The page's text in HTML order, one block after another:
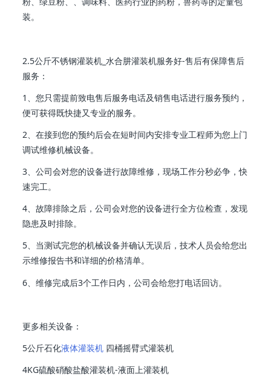
装。
2.5公斤不锈钢灌装机_水合肼灌装机服务好-售后有保障售后
服务：
1、您只需提前致电售后服务电话及销售电话进行服务预约，
便可获得既快捷又专业的服务。
2、在接到您的预约后会在短时间内安排专业工程师为您上门
调试维修机械设备。
3、公司会对您的设备进行故障维修，现场工作分秒必争，快
速完工。
4、故障排除之后，公司会对您的设备进行全方位检查，发现
隐患及时排除。
5、当测试完您的机械设备并确认无误后，技术人员会给您出
示维修报告书和详细的价格清单。
6、维修完成后3个工作日内，公司会给您打电话回访。
更多相关设备：
5公斤石化液体灌装机 四桶摇臂式灌装机
4KG硫酸硝酸盐酸灌装机-液面上灌装机